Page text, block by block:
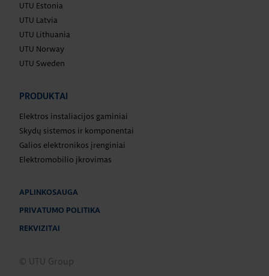
UTU Estonia
UTU Latvia
UTU Lithuania
UTU Norway
UTU Sweden
PRODUKTAI
Elektros instaliacijos gaminiai
Skydų sistemos ir komponentai
Galios elektronikos įrenginiai
Elektromobilio įkrovimas
APLINKOSAUGA
PRIVATUMO POLITIKA
REKVIZITAI
© UTU Group